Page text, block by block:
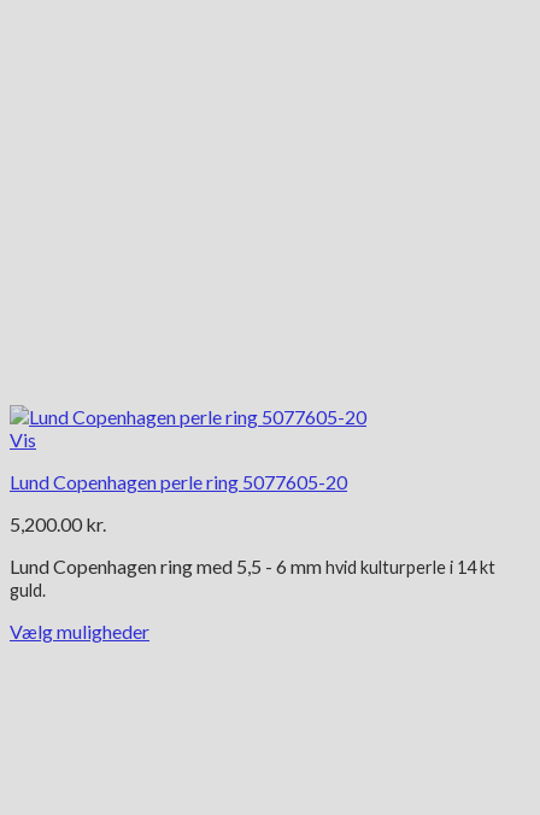
Vis
Lund Copenhagen perle ring 5077605-20
5,200.00 kr.
Lund Copenhagen ring med 5,5 - 6 mmhvid kulturperlei 14 kt
guld.
Vælg muligheder